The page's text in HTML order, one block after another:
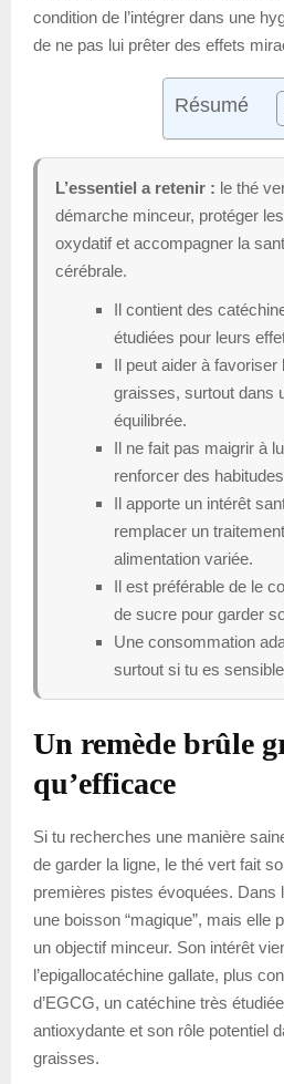
condition de l’intégrer dans une
de ne pas lui prêter des effets
Résumé
L’essentiel a retenir : le thé
démarche minceur, protéger
oxydatif et accompagner la
cérébrale.
Il contient des
étudiées pour leurs
Il peut aider à favoriser
graisses, surtout dans
équilibrée.
Il ne fait pas maigrir à
renforcer des
Il apporte un intérêt
remplacer un
alimentation variée.
Il est préférable de le
de sucre pour garder
Une consommation
surtout si tu es
Un remède brûle
qu’efficace
Si tu recherches une manière
de garder la ligne, le thé vert fait
premières pistes évoquées. Dans
une boisson “magique”, mais elle
un objectif minceur. Son intérêt
l’epigallocatéchine gallate, plus
d’EGCG, un catéchine très
antioxydante et son rôle potentiel
graisses.